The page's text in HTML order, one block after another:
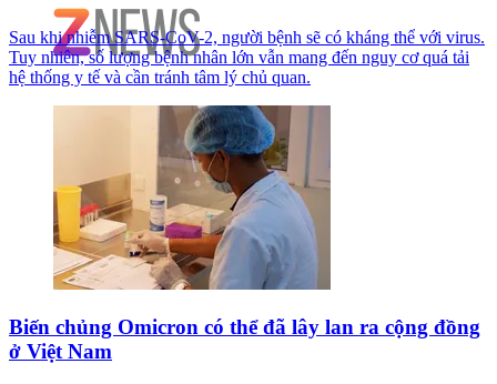
Sau khi nhiễm SARS-CoV-2, người bệnh sẽ có kháng thể với virus.
Tuy nhiên, số lượng bệnh nhân lớn vẫn mang đến nguy cơ quá tải
hệ thống y tế và cần tránh tâm lý chủ quan.
Biến chủng Omicron có thể đã lây lan ra cộng đồng
ở Việt Nam